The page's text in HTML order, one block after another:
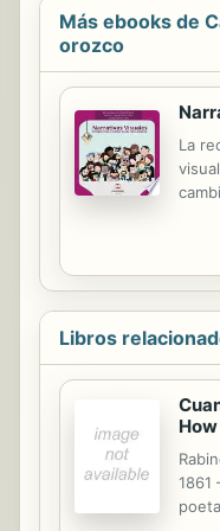
Más ebooks de
orozco
La
lo
Se
que
las
Libros
1861